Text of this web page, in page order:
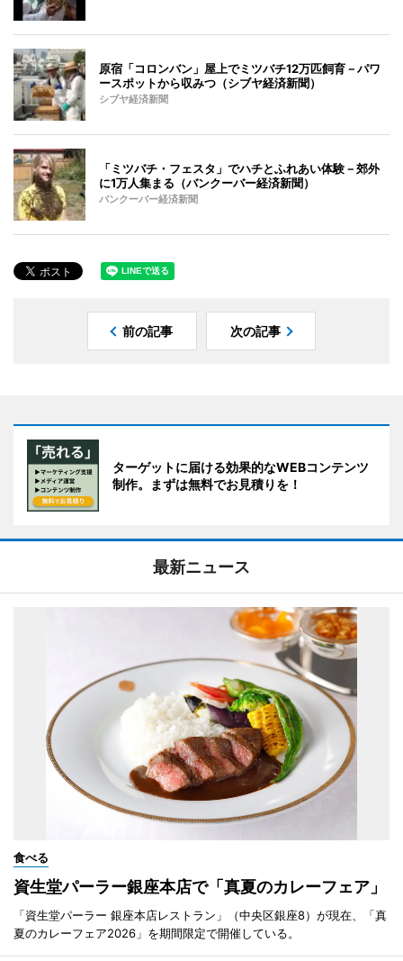
原宿「コロンバン」屋上でミツバチ12万匹飼育－パワ
ースポットから収みつ（シブヤ経済新聞）
シブヤ経済新聞
「ミツバチ・フェスタ」でハチとふれあい体験－郊外
に1万人集まる（バンクーバー経済新聞）
バンクーバー経済新聞
前の記事 次の記事
ターゲットに届ける効果的なWEBコンテンツ
制作。まずは無料でお見積りを！
最新ニュース
食べる
資生堂パーラー銀座本店で「真夏のカレーフェア」
「資生堂パーラー 銀座本店レストラン」（中央区銀座8）が現在、「真
夏のカレーフェア2026」を期間限定で開催している。